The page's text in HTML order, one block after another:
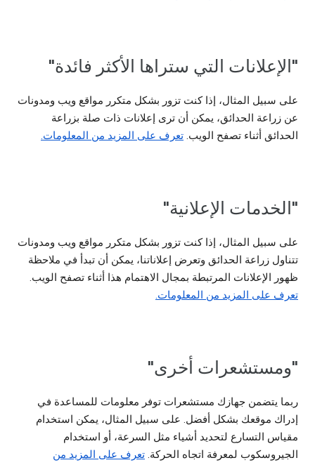
"الإعلانات التي ستراها الأكثر فائدة"
على سبيل المثال، إذا كنت تزور بشكل متكرر مواقع ويب ومدونات
عن زراعة الحدائق، يمكن أن ترى إعلانات ذات صلة بزراعة
الحدائق أثناء تصفح الويب. تعرف على المزيد من المعلومات.
"الخدمات الإعلانية"
على سبيل المثال، إذا كنت تزور بشكل متكرر مواقع ويب ومدونات
تتناول زراعة الحدائق وتعرض إعلاناتنا، يمكن أن تبدأ في ملاحظة
ظهور الإعلانات المرتبطة بمجال الاهتمام هذا أثناء تصفح الويب.
تعرف على المزيد من المعلومات.
"ومستشعرات أخرى"
ربما يتضمن جهازك مستشعرات توفر معلومات للمساعدة في
إدراك موقعك بشكل أفضل. على سبيل المثال، يمكن استخدام
مقياس التسارع لتحديد أشياء مثل السرعة، أو استخدام
الجيروسكوب لمعرفة اتجاه الحركة. تعرف على المزيد من